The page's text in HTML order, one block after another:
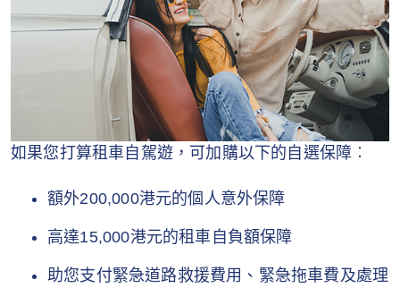
如果您打算租車自駕遊，可加購以下的自選保障︰
額外200,000港元的個人意外保障
高達15,000港元的租車自負額保障
助您支付緊急道路救援費用、緊急拖車費及處理